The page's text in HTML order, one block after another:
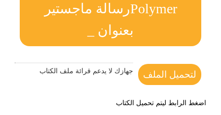
Polymerرسالة ماجستير
بعنوان _
لتحميل الملف جهازك لا يدعم قرائة ملف الكتاب
اضغط الرابط ليتم تحميل الكتاب